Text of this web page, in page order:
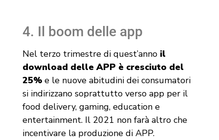
4. Il boom delle app
Nel terzo trimestre di quest’annoil
download delle APP è cresciuto del
25%e le nuove abitudini dei consumatori
si indirizzano soprattutto verso app per il
food delivery, gaming, education e
entertainment. Il 2021 non farà altro che
incentivare la produzione di APP.